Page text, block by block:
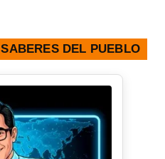
SABERES DEL PUEBLO